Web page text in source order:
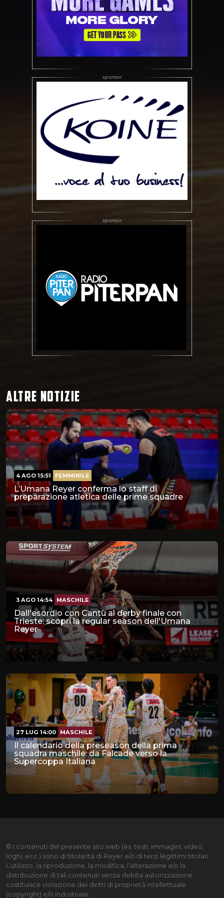
ALTRE NOTIZIE
L’Umana Reyer conferma lo staff di
preparazione atletica delle prime squadre
4 AGO 15:51 FEMMINILE
Dall'esordio con Cantù al derby finale con
Trieste: scopri la regular season dell'Umana
Reyer
3 AGO 14:54 MASCHILE
Il calendario della preseason della prima
squadra maschile: da Falcade verso la
Supercoppa Italiana
27 LUG 14:00 MASCHILE
© I contenuti del presente sito web (es. testi, immagini, video,
loghi, ecc.) sono di titolarità di Reyer e/o di terzi legittimi titolari.
L’utilizzo, la riproduzione, la modifica, l’alterazione e/o la
distribuzione di tali contenuti senza debita autorizzazione
costituisce violazione dei diritti di proprietà intellettuale
(copyright) e/o industriale.